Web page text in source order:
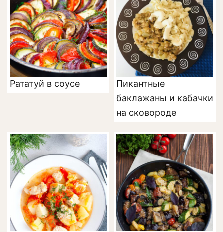
Рататуй в соусе
Пикантные
баклажаны и кабачки
на сковороде